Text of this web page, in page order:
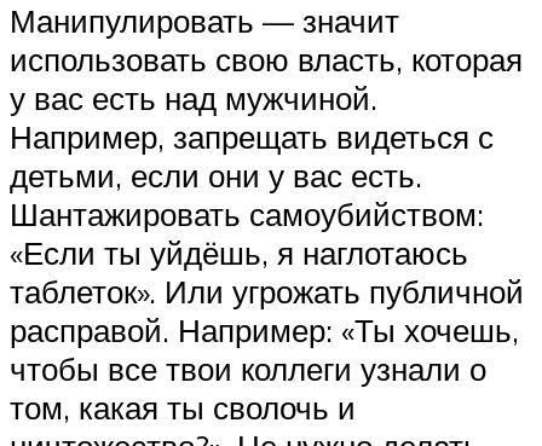
Манипулировать — значит
использовать свою власть, которая
у вас есть над мужчиной.
Например, запрещать видеться с
детьми, если они у вас есть.
Шантажировать самоубийством:
«Если ты уйдёшь, я наглотаюсь
таблеток». Или угрожать публичной
расправой. Например: «Ты хочешь,
чтобы все твои коллеги узнали о
том, какая ты сволочь и